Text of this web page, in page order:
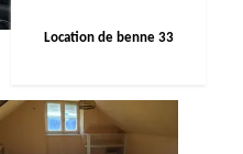
Location de benne 33